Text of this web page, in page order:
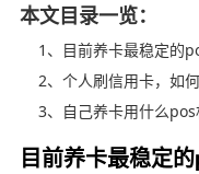
本文目录一览：
1、目前养卡最稳定的
2、个人刷信用卡，如
3、自己养卡用什么pos
目前养卡最稳定